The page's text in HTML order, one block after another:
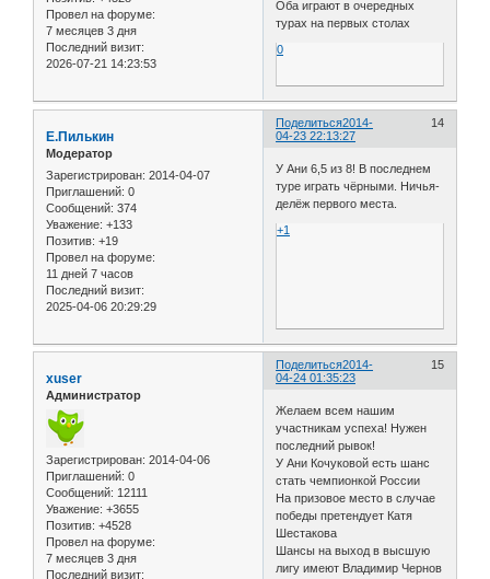
Провел на форуме:
7 месяцев 3 дня
Последний визит:
2026-07-21 14:23:53
Оба играют в очередных
турах на первых столах
0
Поделиться 14
2014-
04-23 22:13:27
Е.Пилькин
Модератор
Зарегистрирован: 2014-04-07
Приглашений: 0
Сообщений: 374
Уважение: +133
Позитив: +19
Провел на форуме:
11 дней 7 часов
Последний визит:
2025-04-06 20:29:29
У Ани 6,5 из 8! В последнем
туре играть чёрными. Ничья-
делёж первого места.
+1
Поделиться 15
2014-
04-24 01:35:23
xuser
Администратор
Зарегистрирован: 2014-04-06
Приглашений: 0
Сообщений: 12111
Уважение: +3655
Позитив: +4528
Провел на форуме:
7 месяцев 3 дня
Последний визит:
Желаем всем нашим
участникам успеха! Нужен
последний рывок!
У Ани Кочуковой есть шанс
стать чемпионкой России
На призовое место в случае
победы претендует Катя
Шестакова
Шансы на выход в высшую
лигу имеют Владимир Чернов